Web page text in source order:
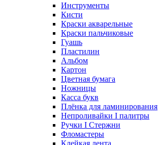
Инструменты
Кисти
Краски акварельные
Краски пальчиковые
Гуашь
Пластилин
Альбом
Картон
Цветная бумага
Ножницы
Касса букв
Плёнка для ламинирования
Непроливайки I палитры
Ручки I Стержни
Фломастеры
Клейкая лента